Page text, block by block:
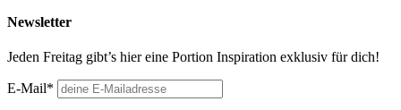
Newsletter
Jeden Freitag gibt’s hier eine Portion Inspiration exklusiv für dich!
E-Mail*